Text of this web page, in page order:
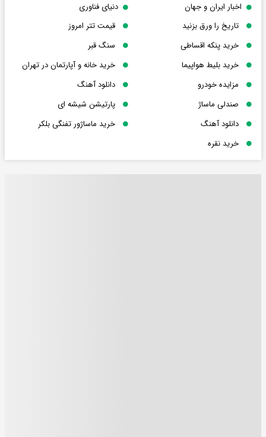
اخبار ایران و جهان
دنیای فناوری
تاریخ را ورق بزنید
قیمت تتر امروز
خرید پنکه اقساطی
سنگ قبر
خرید بلیط هواپیما
خرید خانه و آپارتمان در تهران
مزایده خودرو
دانلود آهنگ
صندلی ماساژ
پارتیشن شیشه ای
دانلود آهنگ
خرید ماساژور تفنگی بلکر
خرید نقره